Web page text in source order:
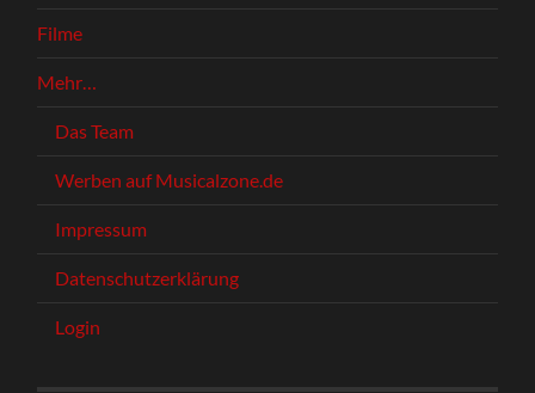
Filme
Mehr…
Das Team
Werben auf Musicalzone.de
Impressum
Datenschutzerklärung
Login